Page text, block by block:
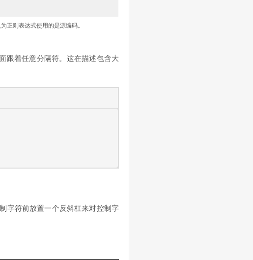
正则表达式使用的是源编码。
跟着任意分隔符。这在描述包含大
字符前放置一个反斜杠来对控制字